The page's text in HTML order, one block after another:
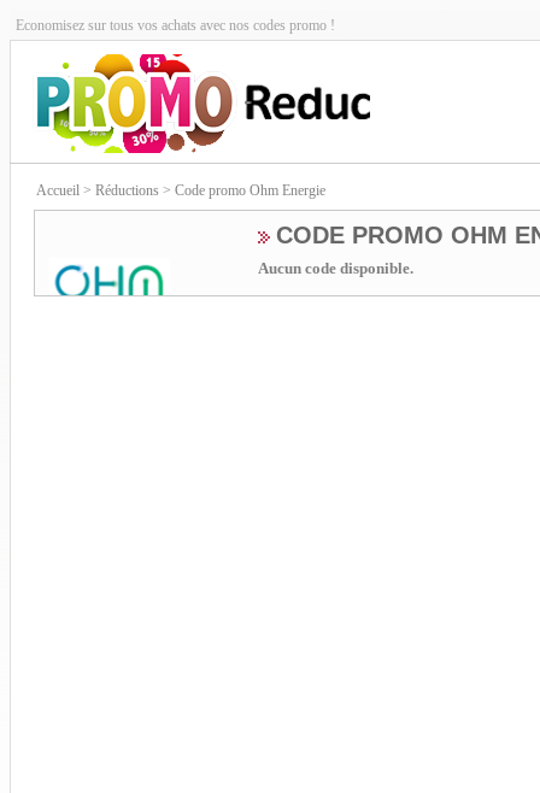
Economisez sur tous vos achats avec nos codes promo !
Accueil > Réductions > Code promo Ohm Energie
CODE PROMO OHM
Aucun code disponible.